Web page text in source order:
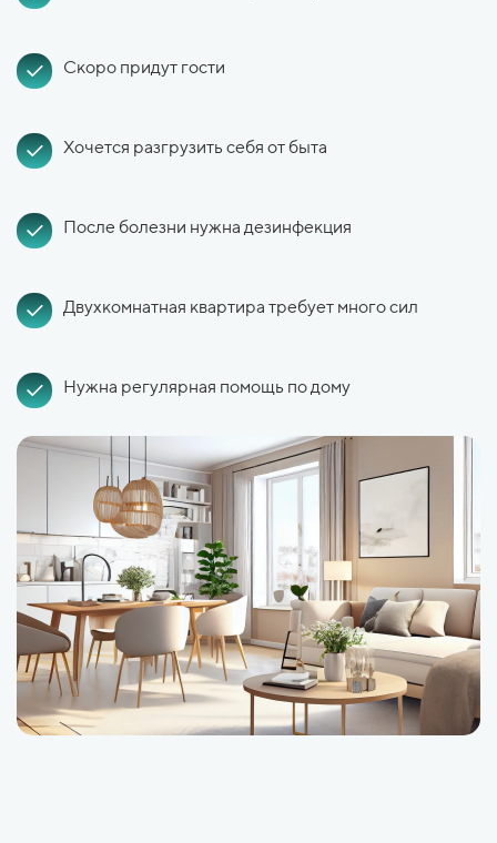
Скоро придут гости
Хочется разгрузить себя от быта
После болезни нужна дезинфекция
Двухкомнатная квартира требует много сил
Нужна регулярная помощь по дому